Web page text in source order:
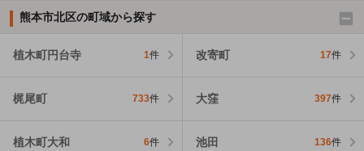
熊本市北区の町域から探す
植木町円台寺 1件 改寄町 17件
梶尾町 733件 大窪 397件
植木町大和 6件 池田 136件